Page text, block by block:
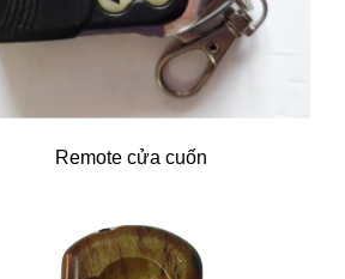
Remote cửa cuốn